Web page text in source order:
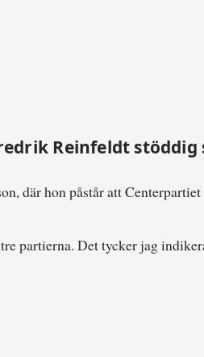
Reinfeldt
där hon påstår att
partierna. Det tycker jag